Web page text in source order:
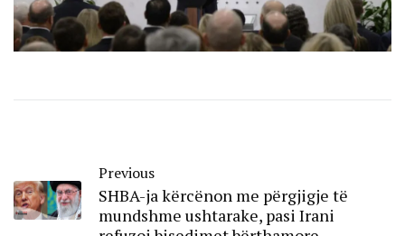
Previous
SHBA-ja kërcënon me përgjigje të
mundshme ushtarake, pasi Irani